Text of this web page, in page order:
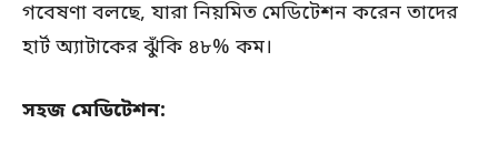
গবেষণা বলছে, যারা নিয়মিত মেডিটেশন করেন তাদের
হার্ট অ্যাটাকের ঝুঁকি ৪৮% কম।
সহজ মেডিটেশন: